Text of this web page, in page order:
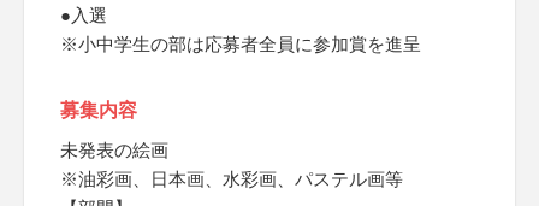
●入選
※小中学生の部は応募者全員に参加賞を進呈
募集内容
未発表の絵画
※油彩画、日本画、水彩画、パステル画等